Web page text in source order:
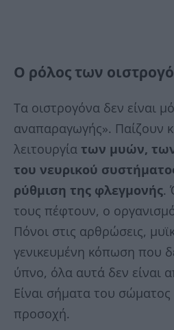
Ο ρόλος των
Τα οιστρογόνα δεν είναι
αναπαραγωγής». Παίζουν
λειτουργία των μυών,
του νευρικού
ρύθμιση της φλεγμονής.
τους πέφτουν, ο
Πόνοι στις αρθρώσεις,
γενικευμένη κόπωση που
ύπνο, όλα αυτά δεν είναι
Είναι σήματα του σώματος
προσοχή.